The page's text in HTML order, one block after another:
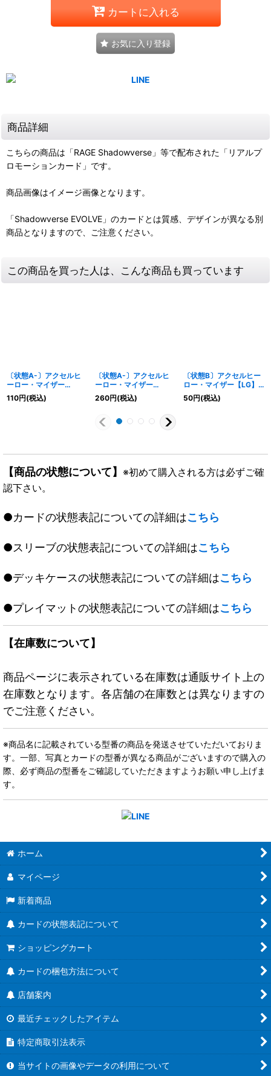
カートに入れる
お気に入り登録
商品詳細
こちらの商品は「RAGE Shadowverse」等で配布された「リアルプ
ロモーションカード」です。
商品画像はイメージ画像となります。
「Shadowverse EVOLVE」のカードとは質感、デザインが異なる別
商品となりますので、ご注意ください。
この商品を買った人は、こんな商品も買っています
〔状態A-〕アクセルヒ
ーロー・マイザー
【LG】{BP11-037}《ウ
ィッチ》
110円(税込)
〔状態A-〕アクセルヒ
ーロー・マイザー
【SL】{BP11-SL09}
《ウィッチ》
260円(税込)
〔状態B〕アクセルヒー
ロー・マイザー【LG】
{BP11-037}《ウィッ
チ》
50円(税込)
【商品の状態について】 ※初めて購入される方は必ずご確
認下さい。
●カードの状態表記についての詳細はこちら
●スリーブの状態表記についての詳細はこちら
●デッキケースの状態表記についての詳細はこちら
●プレイマットの状態表記についての詳細はこちら
【在庫数について】
商品ページに表示されている在庫数は通販サイト上の
在庫数となります。各店舗の在庫数とは異なりますの
でご注意ください。
※商品名に記載されている型番の商品を発送させていただいておりま
す。一部、写真とカードの型番が異なる商品がございますので購入の
際、必ず商品の型番をご確認していただきますようお願い申し上げま
す。
ホーム
マイページ
新着商品
カードの状態表記について
ショッピングカート
カードの梱包方法について
店舗案内
最近チェックしたアイテム
特定商取引法表示
当サイトの画像やデータの利用について